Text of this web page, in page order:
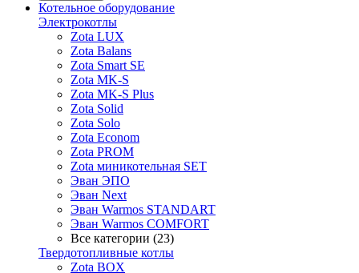
Котельное оборудование
Электрокотлы
Zota LUX
Zota Balans
Zota Smart SE
Zota MK-S
Zota MK-S Plus
Zota Solid
Zota Solo
Zota Econom
Zota PROM
Zota миникотельная SET
Эван ЭПО
Эван Next
Эван Warmos STANDART
Эван Warmos COMFORT
Все категории (23)
Твердотопливные котлы
Zota BOX